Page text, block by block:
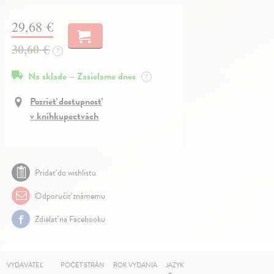
29,68 €
30,60 € ?
Na sklade – Zasielame dnes ?
Pozrieť dostupnosť
v kníhkupectvách
Pridať do wishlistu
Odporučiť známemu
Zdielať na Facebooku
VYDAVATEĽ POČET STRÁN ROK VYDANIA JAZYK